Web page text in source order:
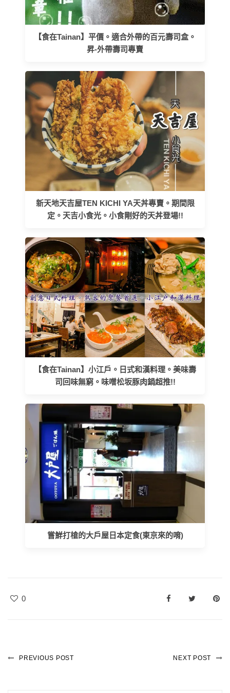
【食在Tainan】平價。適合外帶的百元壽司盒。
昇-外帶壽司專賣
新天地天吉屋TEN KICHI YA天丼專賣。期間限
定。天吉小食光。小食剛好的天丼登場!!
【食在Tainan】小江戶。日式和漢料理。美味壽
司回味無窮。味噌松坂豚肉鍋超推!!
嘗鮮打槍的大戶屋日本定食(東京來的唷)
0
PREVIOUS POST NEXT POST